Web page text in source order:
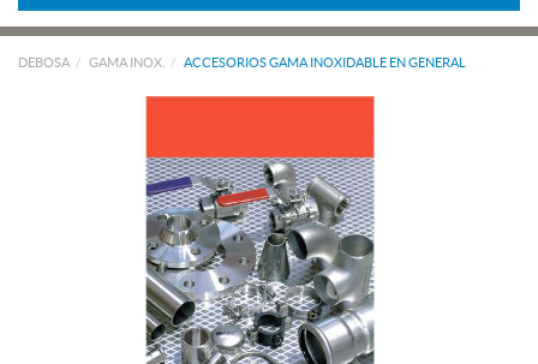
DEBOSA GAMA INOX. ACCESORIOS GAMA INOXIDABLE EN GENERAL